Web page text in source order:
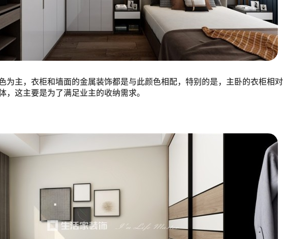
为主，衣柜和墙面的金属装饰都是与此颜色相配，特别的是，主卧的衣柜相
，这主要是为了满足业主的收纳需求。